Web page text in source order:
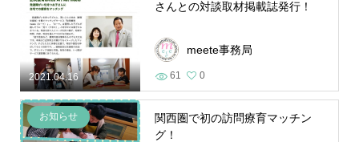
2021.04.16
さんとの対談取材掲載誌発行！
meete事務局
61 0
お知らせ
関西圏で初の訪問療育マッチン
グ！